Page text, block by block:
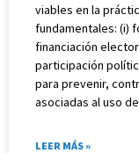
viables en la
fundamentales: (i)
financiación
participación
para prevenir,
asociadas al uso
LEER MÁS »